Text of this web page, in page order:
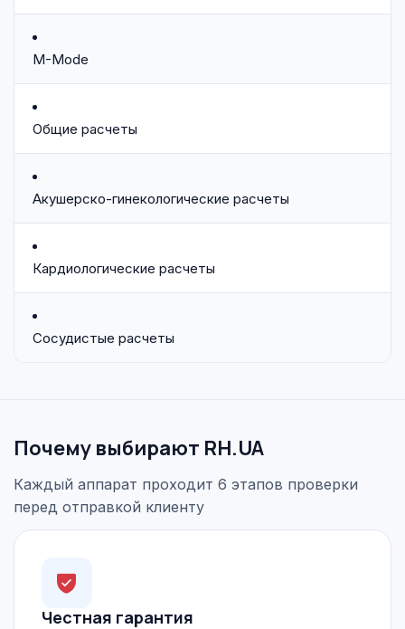
M-Mode
Общие расчеты
Акушерско-гинекологические расчеты
Кардиологические расчеты
Сосудистые расчеты
Почему выбирают RH.UA
Каждый аппарат проходит 6 этапов проверки
перед отправкой клиенту
Честная гарантия